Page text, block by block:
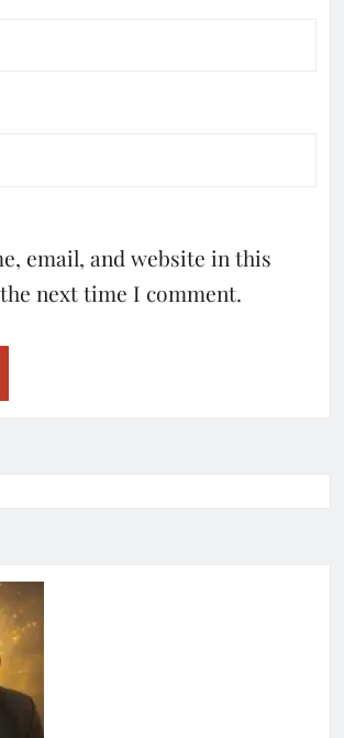
email, and website in this
next time I comment.